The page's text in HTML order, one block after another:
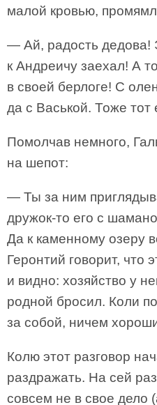
малой кровью,
— Ай, радость дедова!
к Андреичу заехал! А
в своей берлоге! С
да с Васькой. Тоже
Помолчав немного,
на шепот:
— Ты за ним
дружок-то его с
Да к каменному озеру
Геронтий говорит, что
и видно: хозяйство у
родной бросил. Коли
за собой, ничем
Колю этот разговор
раздражать. На сей
совсем не в свое дело